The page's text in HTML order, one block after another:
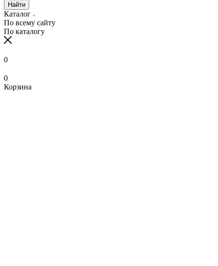
Найти
Каталог
По всему сайту
По каталогу
0
0
Корзина